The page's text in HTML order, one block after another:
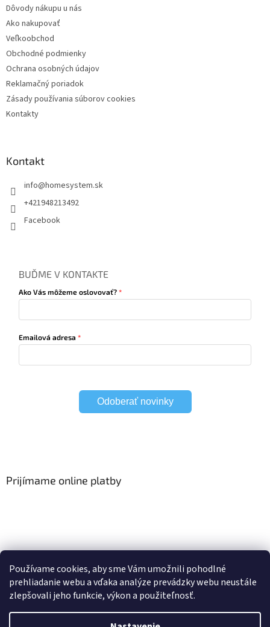
Používame cookies, aby sme Vám umožnili pohodlné
prehliadanie webu a vďaka analýze prevádzky webu neustále
zlepšovali jeho funkcie, výkon a použiteľnosť.
Dôvody nákupu u nás
Ako nakupovať
Veľkoobchod
Obchodné podmienky
Ochrana osobných údajov
Reklamačný poriadok
Zásady používania súborov cookies
Kontakty
Kontakt
info@homesystem.sk
+421948213492
Facebook
BUĎME V KONTAKTE
Ako Vás môžeme oslovovať?
Emailová adresa
Odoberať novinky
Prijímame online platby